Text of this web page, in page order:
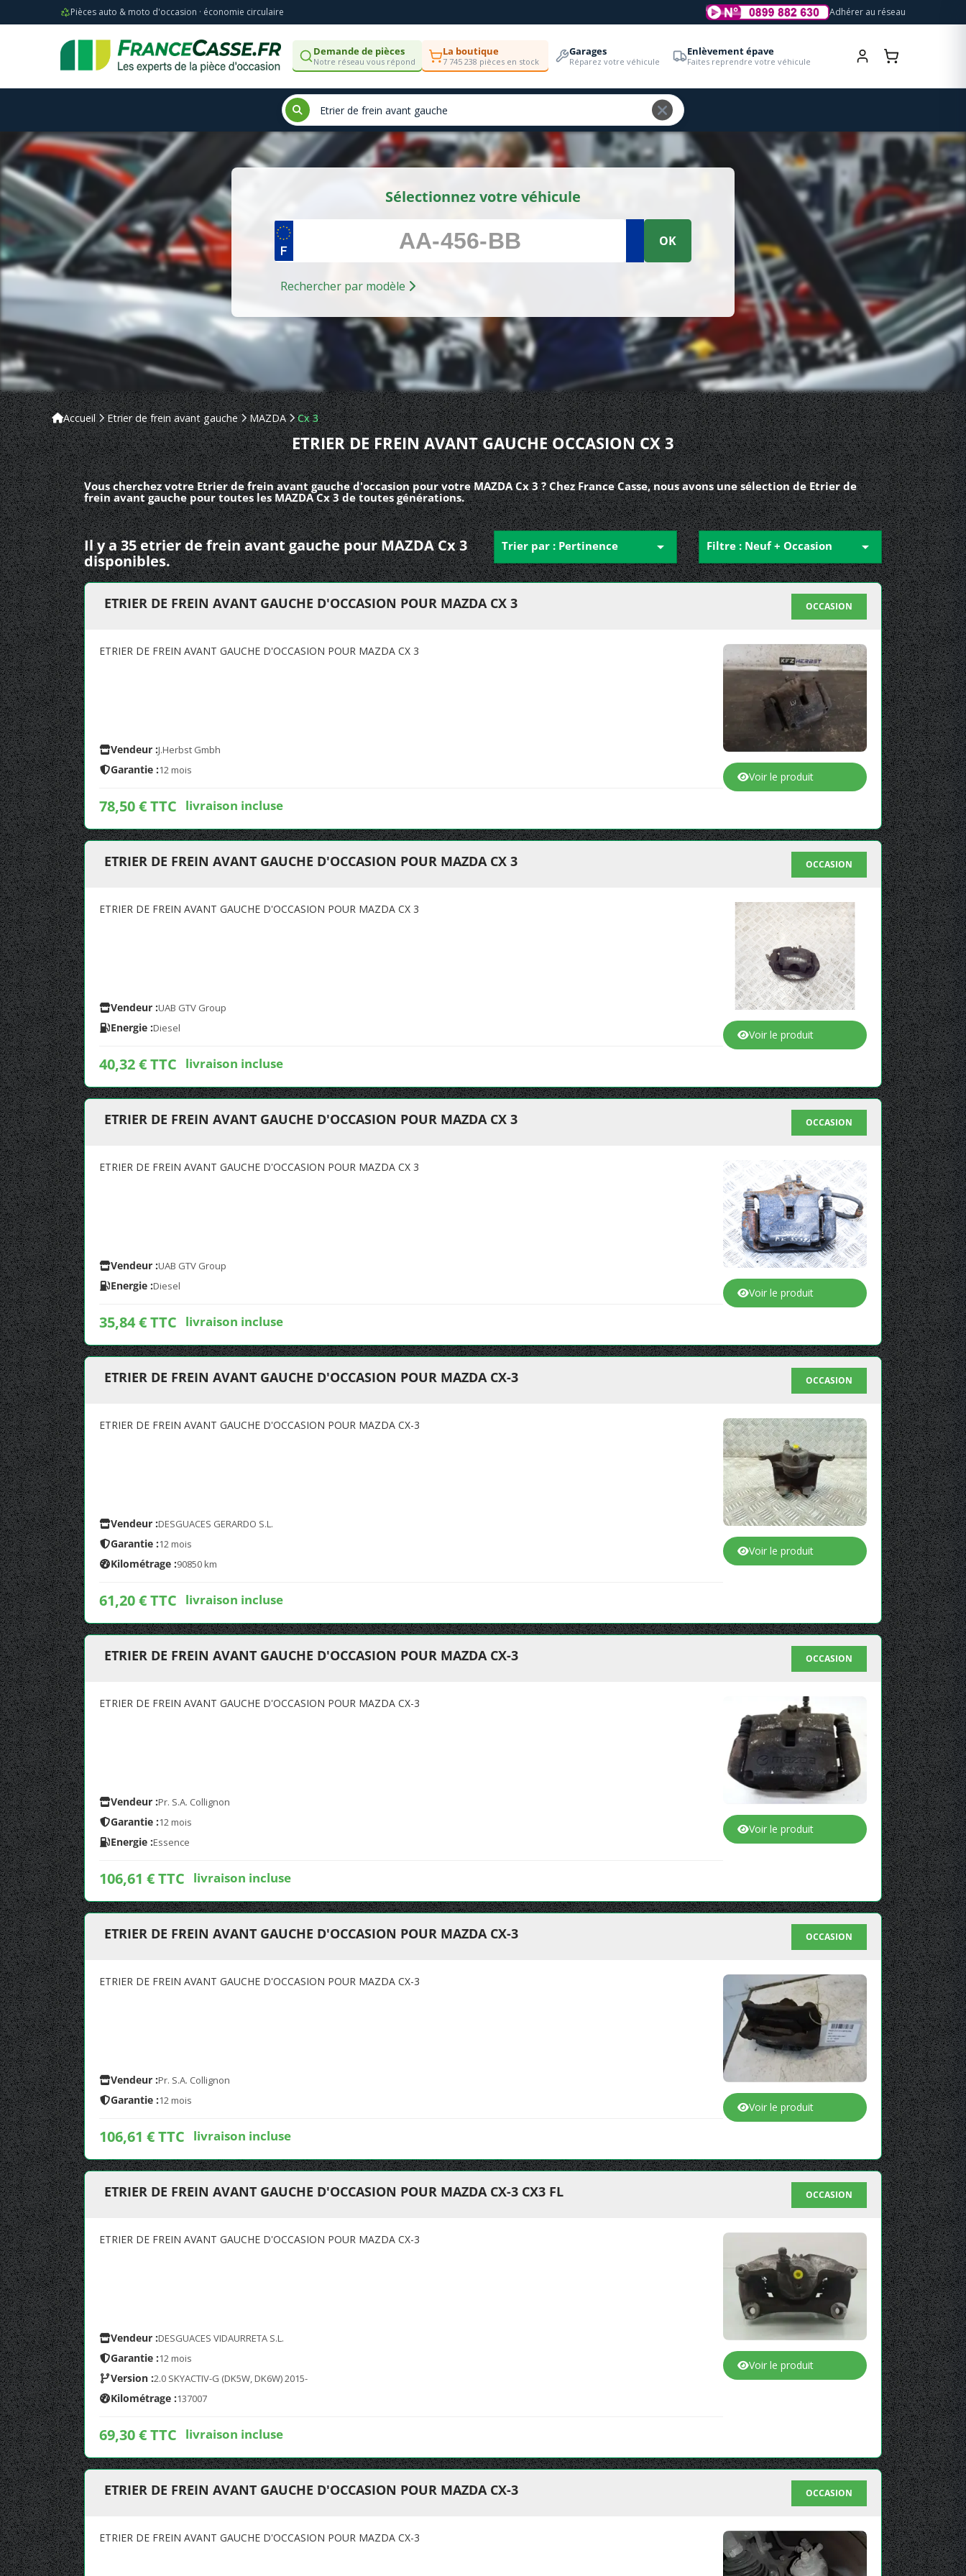
Pièces auto & moto d'occasion · économie circulaire Adhérer au réseau
Demande de pièces
Notre réseau vous répond
La boutique
7 745 238 pièces en stock
Garages
Réparez votre véhicule
Enlèvement épave
Faites reprendre votre véhicule
Sélectionnez votre véhicule
OK
Rechercher par modèle
Accueil Etrier de frein avant gauche MAZDA Cx 3
ETRIER DE FREIN AVANT GAUCHE OCCASION CX 3
Vous cherchez votre Etrier de frein avant gauche d'occasion pour votre MAZDA Cx 3 ? Chez France Casse, nous avons une sélection de Etrier de
frein avant gauche pour toutes les MAZDA Cx 3 de toutes générations.
Il y a 35 etrier de frein avant gauche pour MAZDA Cx 3
disponibles.
Trier par : Pertinence  Filtre : Neuf + Occasion 
ETRIER DE FREIN AVANT GAUCHE D'OCCASION POUR MAZDA CX 3 OCCASION
ETRIER DE FREIN AVANT GAUCHE D'OCCASION POUR MAZDA CX 3
Vendeur :J.Herbst Gmbh
Garantie :12 mois
78,50 € TTC livraison incluse
Voir le produit
ETRIER DE FREIN AVANT GAUCHE D'OCCASION POUR MAZDA CX 3 OCCASION
ETRIER DE FREIN AVANT GAUCHE D'OCCASION POUR MAZDA CX 3
Vendeur :UAB GTV Group
Energie :Diesel
40,32 € TTC livraison incluse
Voir le produit
ETRIER DE FREIN AVANT GAUCHE D'OCCASION POUR MAZDA CX 3 OCCASION
ETRIER DE FREIN AVANT GAUCHE D'OCCASION POUR MAZDA CX 3
Vendeur :UAB GTV Group
Energie :Diesel
35,84 € TTC livraison incluse
Voir le produit
ETRIER DE FREIN AVANT GAUCHE D'OCCASION POUR MAZDA CX-3 OCCASION
ETRIER DE FREIN AVANT GAUCHE D'OCCASION POUR MAZDA CX-3
Vendeur :DESGUACES GERARDO S.L.
Garantie :12 mois
Kilométrage :90850 km
61,20 € TTC livraison incluse
Voir le produit
ETRIER DE FREIN AVANT GAUCHE D'OCCASION POUR MAZDA CX-3 OCCASION
ETRIER DE FREIN AVANT GAUCHE D'OCCASION POUR MAZDA CX-3
Vendeur :Pr. S.A. Collignon
Garantie :12 mois
Energie :Essence
106,61 € TTC livraison incluse
Voir le produit
ETRIER DE FREIN AVANT GAUCHE D'OCCASION POUR MAZDA CX-3 OCCASION
ETRIER DE FREIN AVANT GAUCHE D'OCCASION POUR MAZDA CX-3
Vendeur :Pr. S.A. Collignon
Garantie :12 mois
106,61 € TTC livraison incluse
Voir le produit
ETRIER DE FREIN AVANT GAUCHE D'OCCASION POUR MAZDA CX-3 CX3 FL OCCASION
ETRIER DE FREIN AVANT GAUCHE D'OCCASION POUR MAZDA CX-3
Vendeur :DESGUACES VIDAURRETA S.L.
Garantie :12 mois
Version :2.0 SKYACTIV-G (DK5W, DK6W) 2015-
Kilométrage :137007
69,30 € TTC livraison incluse
Voir le produit
ETRIER DE FREIN AVANT GAUCHE D'OCCASION POUR MAZDA CX-3 OCCASION
ETRIER DE FREIN AVANT GAUCHE D'OCCASION POUR MAZDA CX-3